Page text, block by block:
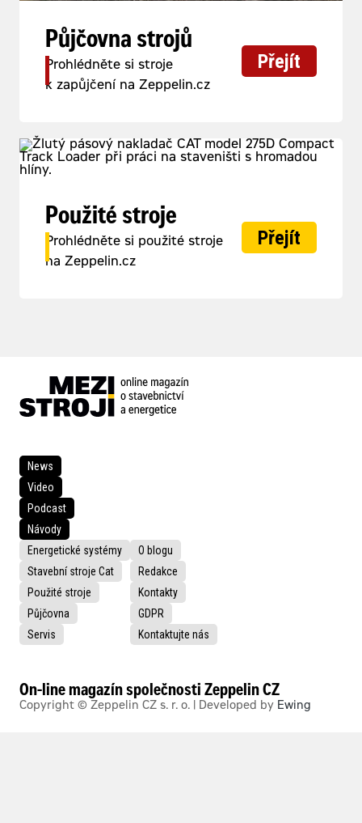
Půjčovna strojů
Prohlédněte si stroje
k zapůjčení na Zeppelin.cz
Přejít
Použité stroje
Prohlédněte si použité stroje
na Zeppelin.cz
Přejít
News
Video
Podcast
Návody
O blogu
Redakce
Kontakty
GDPR
Kontaktujte nás
Energetické systémy
Stavební stroje Cat
Použité stroje
Půjčovna
Servis
On-line magazín společnosti Zeppelin CZ
Copyright © Zeppelin CZ s. r. o. | Developed by Ewing